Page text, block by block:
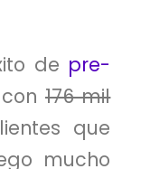
de pre-
176 mil
que
mucho